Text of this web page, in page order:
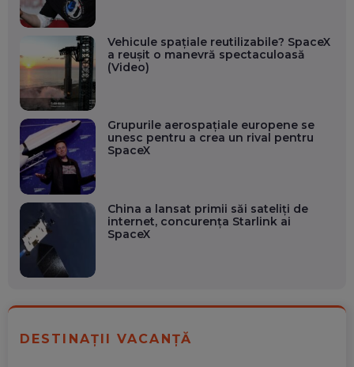
Vehicule spațiale reutilizabile? SpaceX
a reușit o manevră spectaculoasă
(Video)
Grupurile aerospațiale europene se
unesc pentru a crea un rival pentru
SpaceX
China a lansat primii săi sateliți de
internet, concurența Starlink ai
SpaceX
DESTINAȚII VACANȚĂ